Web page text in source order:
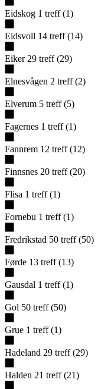
Eidskog 1 treff (1)
Eidsvoll 14 treff (14)
Eiker 29 treff (29)
Elnesvågen 2 treff (2)
Elverum 5 treff (5)
Fagernes 1 treff (1)
Fannrem 12 treff (12)
Finnsnes 20 treff (20)
Flisa 1 treff (1)
Fornebu 1 treff (1)
Fredrikstad 50 treff (50)
Førde 13 treff (13)
Gausdal 1 treff (1)
Gol 50 treff (50)
Grue 1 treff (1)
Hadeland 29 treff (29)
Halden 21 treff (21)